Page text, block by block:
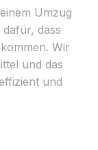
Umzug
dass
Wir
und das
und